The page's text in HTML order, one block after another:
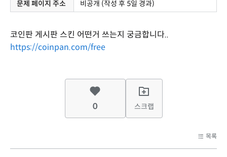
문제 페이지 주소
비공개 (작성 후 5일 경과)
코인판 게시판 스킨 어떤거 쓰는지 궁금합니다..
https://coinpan.com/free
0 스크랩
목록